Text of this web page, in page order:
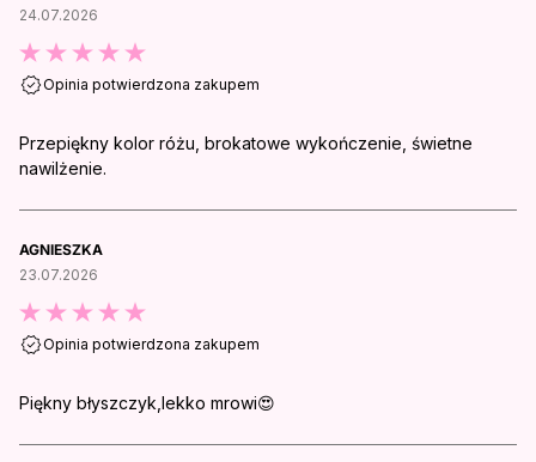
24.07.2026
Opinia potwierdzona zakupem
Przepiękny kolor różu, brokatowe wykończenie, świetne
nawilżenie.
AGNIESZKA
23.07.2026
Opinia potwierdzona zakupem
Piękny błyszczyk,lekko mrowi😍